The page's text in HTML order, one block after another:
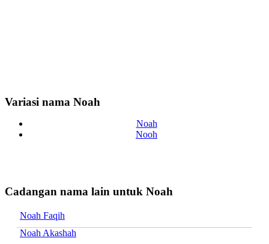
Variasi nama Noah
Noah
Nooh
Cadangan nama lain untuk Noah
Noah Faqih
Noah Akashah